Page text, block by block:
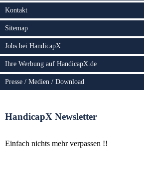
Kontakt
Sitemap
Jobs bei HandicapX
Ihre Werbung auf HandicapX.de
Presse / Medien / Download
HandicapX Newsletter
Einfach nichts mehr verpassen !!